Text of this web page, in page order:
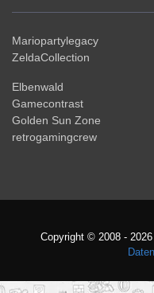
Mariopartylegacy
ZeldaCollection
Elbenwald
Gamecontrast
Golden Sun Zone
retrogamingcrew
Copyright © 2008 - 2026